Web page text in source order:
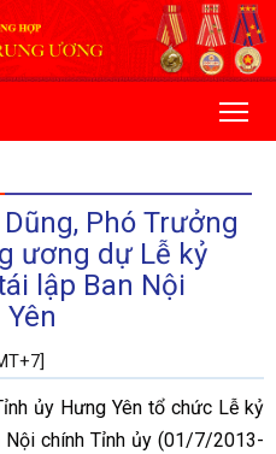
Phó Trưởng
ương dự Lễ kỷ
lập Ban Nội
ủy Hưng Yên tổ chức Lễ kỷ
chính Tỉnh ủy (01/7/2013-